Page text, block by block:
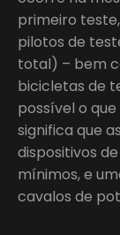
primeiro
pilotos de
total) – bem
bicicletas de
possível o
significa que
dispositivos
mínimos, e
cavalos de